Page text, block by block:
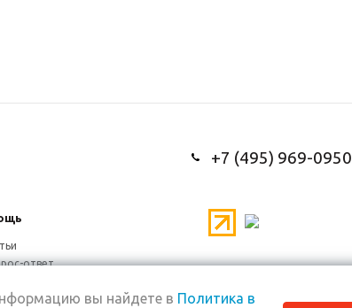
+7 (495) 969-0950
ответ
вы найдете в Политика в